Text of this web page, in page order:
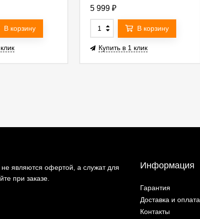
В корзину
5 999 ₽
В корзину
Купить в 1 клик
являются офертой, а служат для
при заказе.
Информация
Гарантия
Доставка и оплата
Контакты